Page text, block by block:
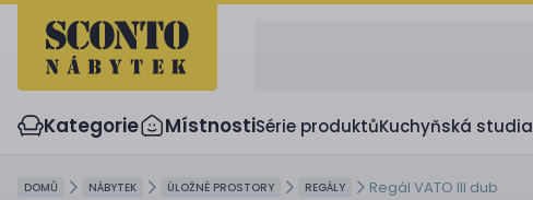
Kategorie MístnostiSérie produktůKuchyňská studia
DOMŮ NÁBYTEK ÚLOŽNÉ PROSTORY REGÁLY Regál VATO III dub